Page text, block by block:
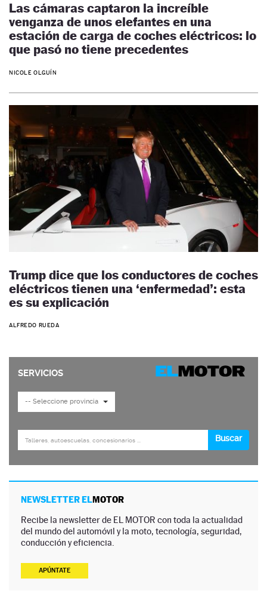
Las cámaras captaron la increíble
venganza de unos elefantes en una
estación de carga de coches eléctricos: lo
que pasó no tiene precedentes
NICOLE OLGUÍN
Trump dice que los conductores de coches
eléctricos tienen una ‘enfermedad’: esta
es su explicación
ALFREDO RUEDA
NEWSLETTER ELMOTOR
Recibe la newsletter de EL MOTOR con toda la actualidad
del mundo del automóvil y la moto, tecnología, seguridad,
conducción y eficiencia.
APÚNTATE